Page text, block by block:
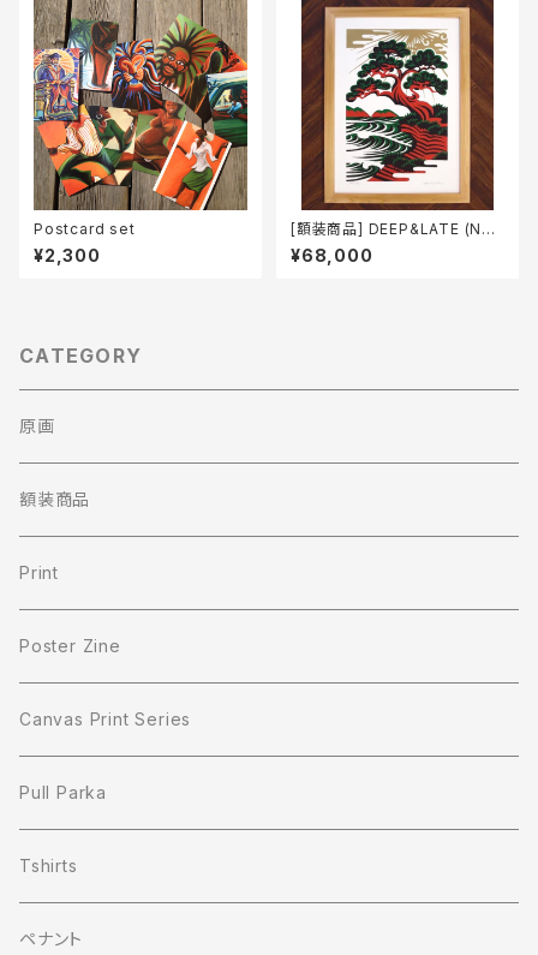
Postcard set
¥2,300
[額装商品] DEEP&LATE (Nat
ural)
¥68,000
CATEGORY
原画
額装商品
Print
Poster Zine
Canvas Print Series
Pull Parka
Tshirts
ペナント